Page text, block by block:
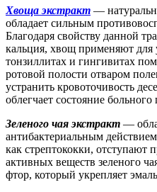
Хвоща экстракт —
обладает сильным
Благодаря свойству данной
кальция, хвощ применяют для
тонзиллитах и гингивитах
ротовой полости отваром
устранить кровоточивость
облегчает состояние
Зеленого чая экстракт —
антибактериальным
как стрептококки, отступают
активных веществ зеленого
фтор, который укрепляет